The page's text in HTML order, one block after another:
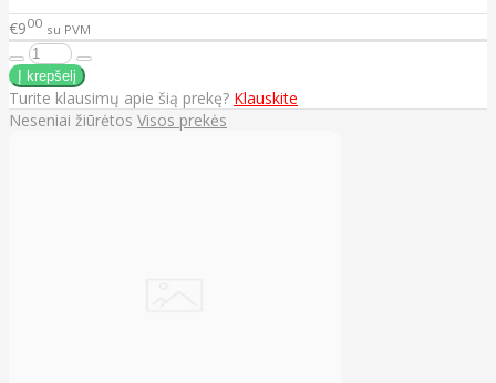
€900 su PVM
Turite klausimų apie šią prekę? Klauskite
Neseniai žiūrėtos Visos prekės